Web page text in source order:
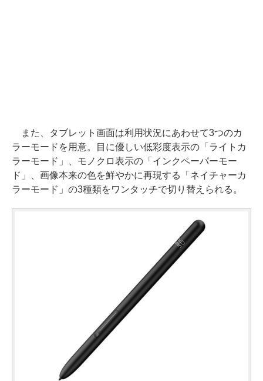
また、タブレット画面は利用状況にあわせて3つのカ
ラーモードを用意。目に優しい低彩度表示の「ライトカ
ラーモード」、モノクロ表示の「インクペーパーモー
ド」、画像本来の色を鮮やかに再現する「ネイチャーカ
ラーモード」の3種類をワンタッチで切り替えられる。